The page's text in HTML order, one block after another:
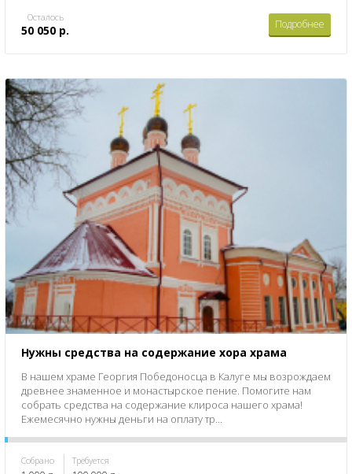
Осталось
50 050 р. Подробнее
Нужны средства на содержание хора храма
В нашем храме Георгия Победоносца в Калуге мы возрождаем
древнее знаменное и монастырское пение. Помогите нам
собрать средства на содержание клироса нашего храма!
Ежемесячно нужны деньги на оплату тр...
Собрано Требуется